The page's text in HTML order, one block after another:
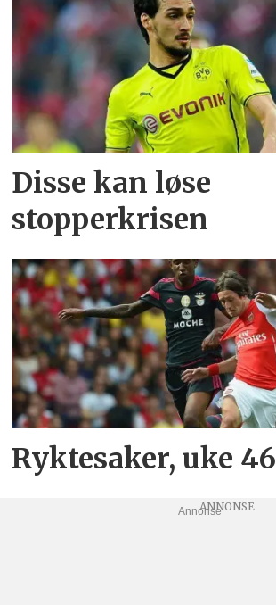
Disse kan løse
stopperkrisen
Ryktesaker, uke 46
Annonse